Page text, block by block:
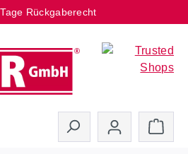
Rückgaberecht